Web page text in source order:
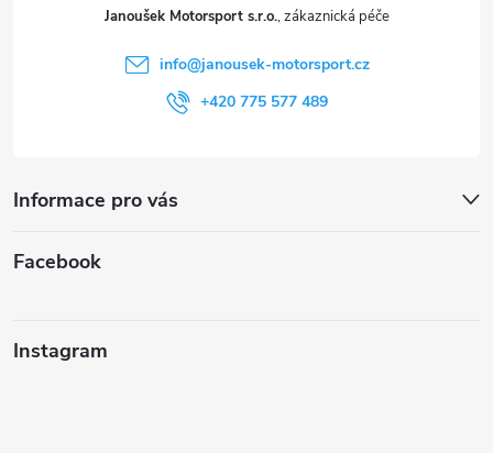
Janoušek Motorsport s.r.o.
info@janousek-motorsport.cz
+420 775 577 489
Informace pro vás
Facebook
Instagram